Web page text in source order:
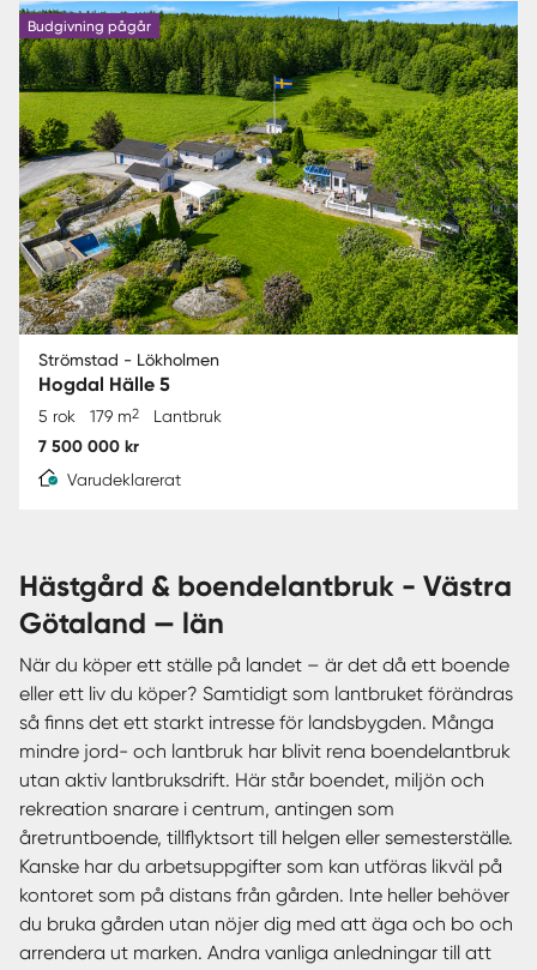
Budgivning pågår
Strömstad - Lökholmen
Hogdal Hälle 5
5 rok 179 m2 Lantbruk
7 500 000 kr
Varudeklarerat
hästgård & boendelantbruk - Västra
Götaland — län
När du köper ett ställe på landet – är det då ett boende
eller ett liv du köper? Samtidigt som lantbruket förändras
så finns det ett starkt intresse för landsbygden. Många
mindre jord- och lantbruk har blivit rena boendelantbruk
utan aktiv lantbruksdrift. Här står boendet, miljön och
rekreation snarare i centrum, antingen som
åretruntboende, tillflyktsort till helgen eller semesterställe.
Kanske har du arbetsuppgifter som kan utföras likväl på
kontoret som på distans från gården. Inte heller behöver
du bruka gården utan nöjer dig med att äga och bo och
arrendera ut marken. Andra vanliga anledningar till att